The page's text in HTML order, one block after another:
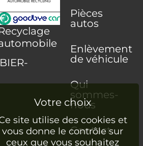
Pièces
autos
Enlèvement
de véhicule
Qui
sommes-
nous
Contact
site utilise des cookies et
vous donne le contrôle sur
ceux que vous souhaitez